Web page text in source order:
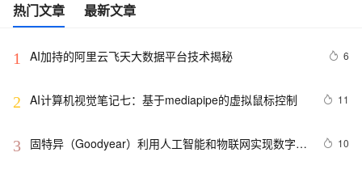
热门文章 最新文章
1 AI加持的阿里云飞天大数据平台技术揭秘 6
2 AI计算机视觉笔记七：基于mediapipe的虚拟鼠标控制 11
3
固特异（Goodyear）利用人工智能和物联网实现数字化
10